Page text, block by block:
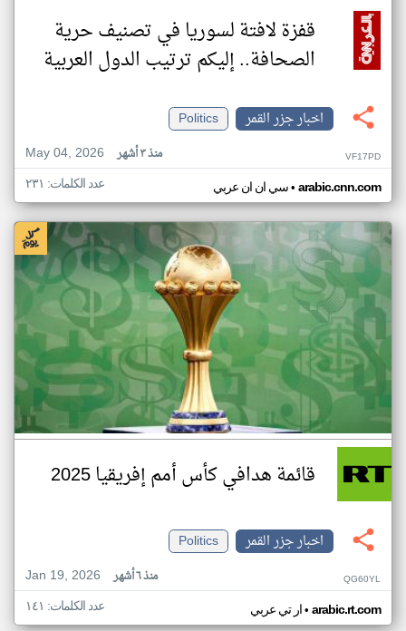
قفزة لافتة لسوريا في تصنيف حرية
الصحافة.. إليكم ترتيب الدول العربية
اخبار جزر القمر
Politics
May 04, 2026
منذ ٣ أشهر VF17PD
سي ان ان عربي• arabic.cnn.com عدد الكلمات: ٢٣١
قائمة هدافي كأس أمم إفريقيا 2025
اخبار جزر القمر
Politics
Jan 19, 2026
منذ ٦ أشهر QG60YL
ار تي عربي• arabic.rt.com عدد الكلمات: ١٤١